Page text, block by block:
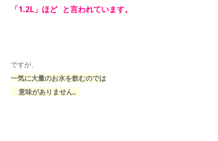
「1.2L」ほど と言われています。
ですが、
一気に大量のお水を飲むのでは
意味がありません。